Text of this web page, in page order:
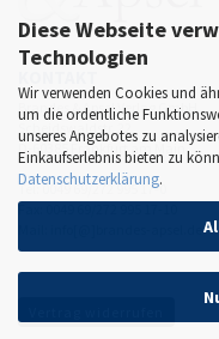
Diese Webseite
Technologien
Wir verwenden Cookies und
um die ordentliche
unseres Angebotes zu
Einkaufserlebnis bieten zu
Datenschutzerklärung.
Brandes & Apsel Verlag GmbH
Scheidswaldstr. 22
D-60385 Frankfurt am Main
Tel: 0049 69/272 995 17-0
Fax: 0049 69/272 995 17-10